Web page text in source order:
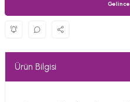
Ürün Bilgisi